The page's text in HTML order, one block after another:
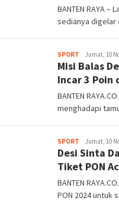
BANTEN RAYA
sedianya digelar
SPORT Wisnu
Agus
Jumat, 10
Misi Balas
Incar 3 Poin
BANTEN
menghadapi
SPORT Wisnu
Agus
Jumat, 10
Desi Sinta
Tiket PON
BANTEN
PON 2024 untuk